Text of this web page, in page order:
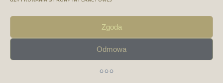
Zgoda
Odmowa
©® All rights reserved | 2017 - 2026 Wędrowisko
Part of www.merscreations.art